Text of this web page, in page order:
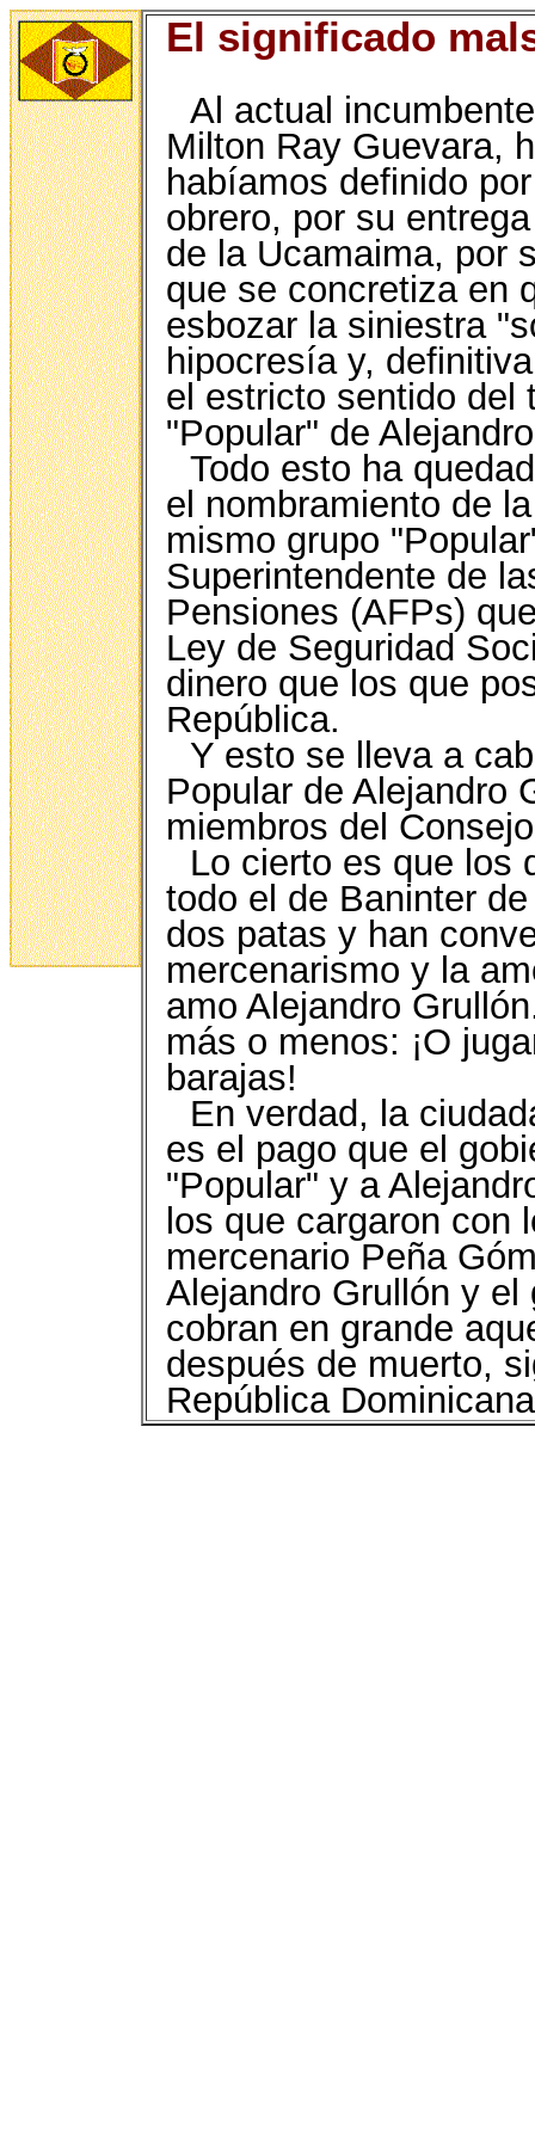
El significado
Al actual
Milton Ray Guevara,
habíamos definido
obrero, por su
de la Ucamaima, por
que se concretiza en
esbozar la siniestra
hipocresía y,
el estricto sentido del
"Popular" de
Todo esto ha
el nombramiento de
mismo grupo
Superintendente de
Pensiones (AFPs)
Ley de Seguridad
dinero que los que
República.
Y esto se lleva a
Popular de Alejandro
miembros del
Lo cierto es que los
todo el de Baninter
dos patas y han
mercenarismo y la
amo Alejandro
más o menos: ¡O
barajas!
En verdad, la
es el pago que el
"Popular" y a
los que cargaron con
mercenario Peña
Alejandro Grullón y
cobran en grande
después de muerto,
República